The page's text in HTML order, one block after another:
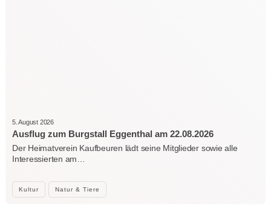
Kultur Natur & Tiere
5. August 2026
Ausflug zum Burgstall Eggenthal am 22.08.2026
Der Heimatverein Kaufbeuren lädt seine Mitglieder sowie alle
Interessierten am…